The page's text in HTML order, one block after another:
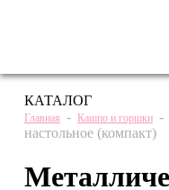
КАТАЛОГ
Главная - Кашпо и горшки -
настольное (компакт)